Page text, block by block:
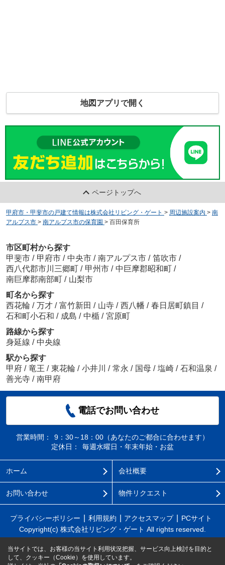
地図アプリで開く
ページトップへ
甲府市・甲斐市の戸建て情報は株式会社リビング・ゲート > 周辺施設案内 > 南
アルプス市 > 南アルプス市の保育園 > 百田保育所
市区町村から探す
甲斐市 / 甲府市 / 中央市 / 南アルプス市 / 笛吹市 /
西八代郡市川三郷町 / 甲州市 / 中巨摩郡昭和町 /
南巨摩郡南部町 / 山梨市
町名から探す
西花輪 / 万才 / 富竹新田 / 山寺 / 西八幡 / 春日居町鎮目 /
石和町小石和 / 成島 / 中楯 / 宮原町
路線から探す
身延線 / 中央線
駅から探す
甲府 / 竜王 / 東花輪 / 小井川 / 常永 / 国母 / 塩崎 / 石和温泉 /
善光寺 / 南甲府
電話でお問い合わせ
営業時間：
9：30～18：00（あなたのご都合に合わせます）
定休日：
毎週水曜日・年末年始・お盆
ホーム 会社概要
お問い合わせ 物件リクエスト
プライバシーポリシー 利用規約 アクセスマップ
PCサイト
Copyright(c) 株式会社リビング・ゲート All rights reserved.
当サイトでは、お客様の当サイト利用状況把握、サービス向上検討を目的と
して、クッキー（Cookie）を使用しています。